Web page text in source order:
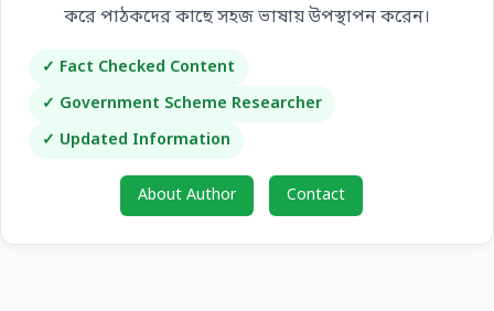
করে পাঠকদের কাছে সহজ ভাষায় উপস্থাপন করেন।
✓ Fact Checked Content
✓ Government Scheme Researcher
✓ Updated Information
About Author Contact